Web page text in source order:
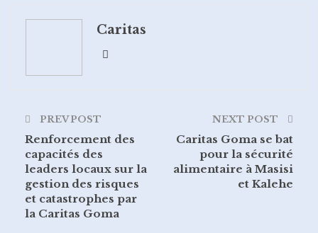
Pinterest
Caritas
PREV POST
Renforcement des
capacités des
leaders locaux sur la
gestion des risques
et catastrophes par
la Caritas Goma
NEXT POST
Caritas Goma se bat
pour la sécurité
alimentaire à Masisi
et Kalehe